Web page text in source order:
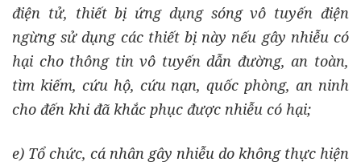
điện tử, thiết bị ứng dụng sóng vô tuyến điện
ngừng sử dụng các thiết bị này nếu gây nhiễu có
hại cho thông tin vô tuyến dẫn đường, an toàn,
tìm kiếm, cứu hộ, cứu nạn, quốc phòng, an ninh
cho đến khi đã khắc phục được nhiễu có hại;
e) Tổ chức, cá nhân gây nhiễu do không thực hiện